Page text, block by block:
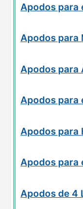
Apodos para
Apodos para
Apodos para
Apodos para
Apodos para
Apodos para
Apodos de 4